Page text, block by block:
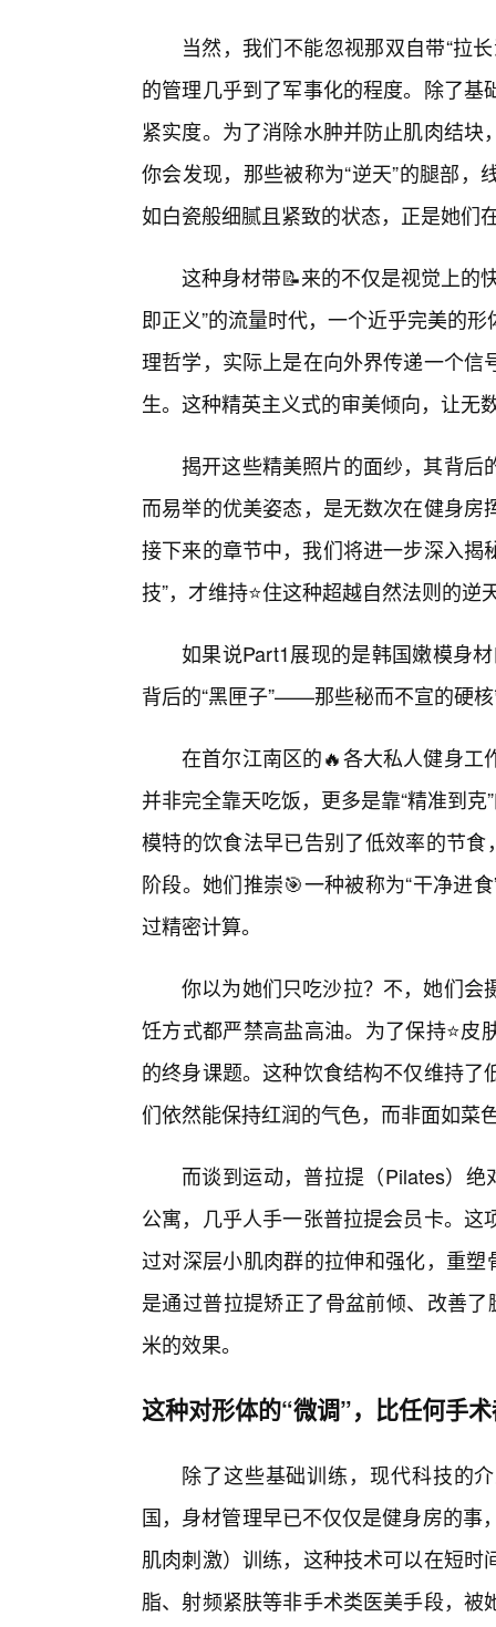
当然，我们不能忽视那双自带“拉
的管理几乎到了军事化的程度。除了
紧实度。为了消除水肿并防止肌肉结
你会发现，那些被称为“逆天”的腿部
如白瓷般细腻且紧致的状态，正是她们
这种身材带📝来的不仅是视觉上的
即正义”的流量时代，一个近乎完美的
理哲学，实际上是在向外界传递一个
生。这种精英主义式的审美倾向，让无
揭开这些精美照片的面纱，其背
而易举的优美姿态，是无数次在健身
接下来的章节中，我们将进一步深入揭
技”，才维持⭐住这种超越自然法则的逆
如果说Part1展现的是韩国嫩模身
背后的“黑匣子”——那些秘而不宣的硬
在首尔江南区的🔥各大私人健身工
并非完全靠天吃饭，更多是靠“精准到
模特的饮食法早已告别了低效率的节
阶段。她们推崇🎯一种被称为“干净进
过精密计算。
你以为她们只吃沙拉？不，她们会
饪方式都严禁高盐高油。为了保持⭐
的终身课题。这种饮食结构不仅维持
们依然能保持红润的气色，而非面如菜
而谈到运动，普拉提（Pilates）绝
公寓，几乎人手一张普拉提会员卡。
过对深层小肌肉群的拉伸和强化，重
是通过普拉提矫正了骨盆前倾、改善
米的效果。
这种对形体的“微调”，比任何手
除了这些基础训练，现代科技的
国，身材管理早已不仅仅是健身房的
肌肉刺激）训练，这种技术可以在短
脂、射频紧肤等非手术类医美手段，